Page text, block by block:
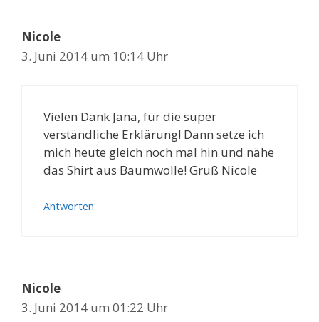
Nicole
3. Juni 2014 um 10:14 Uhr
Vielen Dank Jana, für die super
verständliche Erklärung! Dann setze ich
mich heute gleich noch mal hin und nähe
das Shirt aus Baumwolle! Gruß Nicole
Antworten
Nicole
3. Juni 2014 um 01:22 Uhr